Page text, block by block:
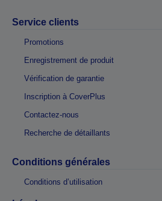
Service clients
Promotions
Enregistrement de produit
Vérification de garantie
Inscription à CoverPlus
Contactez-nous
Recherche de détaillants
Conditions générales
Conditions d’utilisation